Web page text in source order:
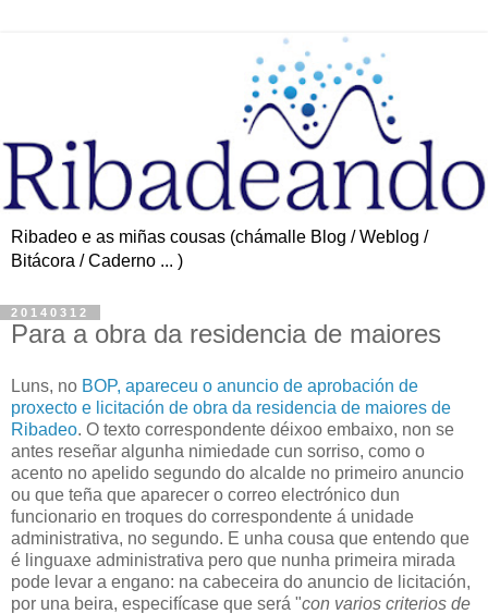
Ribadeo e as miñas cousas (chámalle Blog / Weblog /
Bitácora / Caderno ... )
20140312
Para a obra da residencia de maiores
Luns, no BOP, apareceu o anuncio de aprobación de
proxecto e licitación de obra da residencia de maiores de
Ribadeo. O texto correspondente déixoo embaixo, non se
antes reseñar algunha nimiedade cun sorriso, como o
acento no apelido segundo do alcalde no primeiro anuncio
ou que teña que aparecer o correo electrónico dun
funcionario en troques do correspondente á unidade
administrativa, no segundo. E unha cousa que entendo que
é linguaxe administrativa pero que nunha primeira mirada
pode levar a engano: na cabeceira do anuncio de licitación,
por una beira, especifícase que será "con varios criterios de